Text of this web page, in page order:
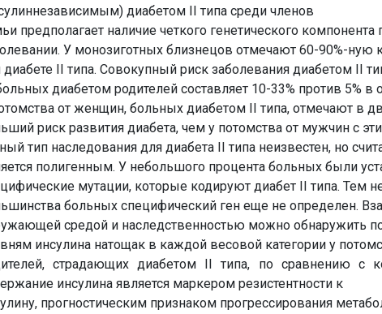
диабетом II типа среди членов
предполагает наличие четкого генетического компонента
У монозиготных близнецов отмечают 60-90%-ную
диабете II типа. Совокупный риск заболевания диабетом II
диабетом родителей составляет 10-33% против 5% в
от женщин, больных диабетом II типа, отмечают в
риск развития диабета, чем у потомства от мужчин с
тип наследования для диабета II типа неизвестен, но
полигенным. У небольшого процента больных были
мутации, которые кодируют диабет II типа. Тем
больных специфический ген еще не определен.
средой и наследственностью можно обнаружить
инсулина натощак в каждой весовой категории у
страдающих диабетом II типа, по сравнению с
инсулина является маркером резистентности к
прогностическим признаком прогрессирования